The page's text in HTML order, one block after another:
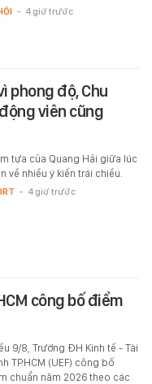
- 4 giờ trước
phong độ, Chu
viên cũng
tựa của Quang Hải giữa lúc
về nhiều ý kiến trái chiều.
- 4 giờ trước
công bố điểm
9/8, Trường ĐH Kinh tế - Tài
TP.HCM (UEF) công bố
chuẩn năm 2026 theo các